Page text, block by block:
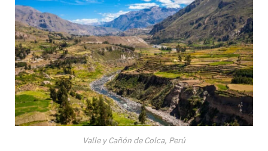
Valle y Cañón de Colca, Perú